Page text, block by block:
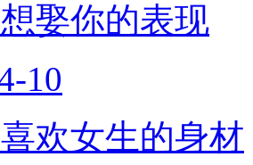
娶你的表现
10
欢女生的身材